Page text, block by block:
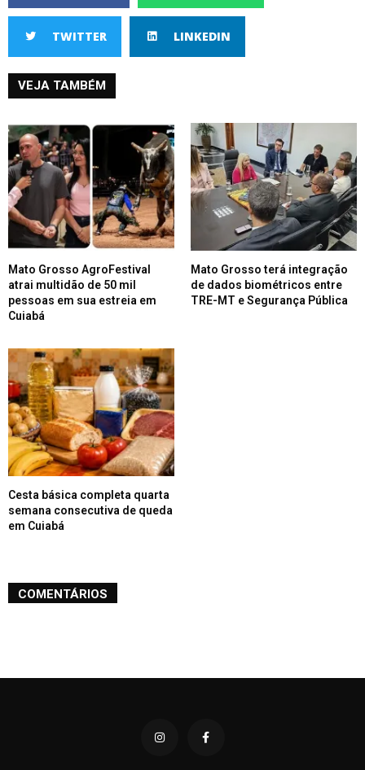
TWITTER LINKEDIN
VEJA TAMBÉM
Mato Grosso AgroFestival
atrai multidão de 50 mil
pessoas em sua estreia em
Cuiabá
Mato Grosso terá integração
de dados biométricos entre
TRE-MT e Segurança Pública
Cesta básica completa quarta
semana consecutiva de queda
em Cuiabá
COMENTÁRIOS